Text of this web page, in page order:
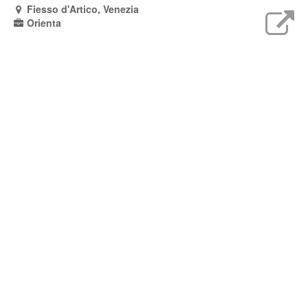
Fiesso d'Artico, Venezia
Orienta